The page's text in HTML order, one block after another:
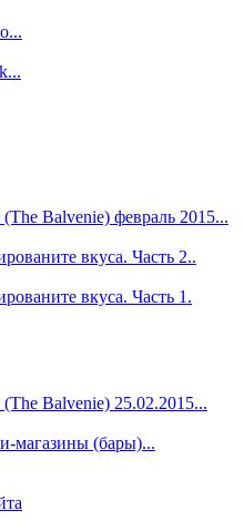
Balvenie) февраль 2015...
вкуса. Часть 2..
вкуса. Часть 1.
Balvenie) 25.02.2015...
магазины (бары)...